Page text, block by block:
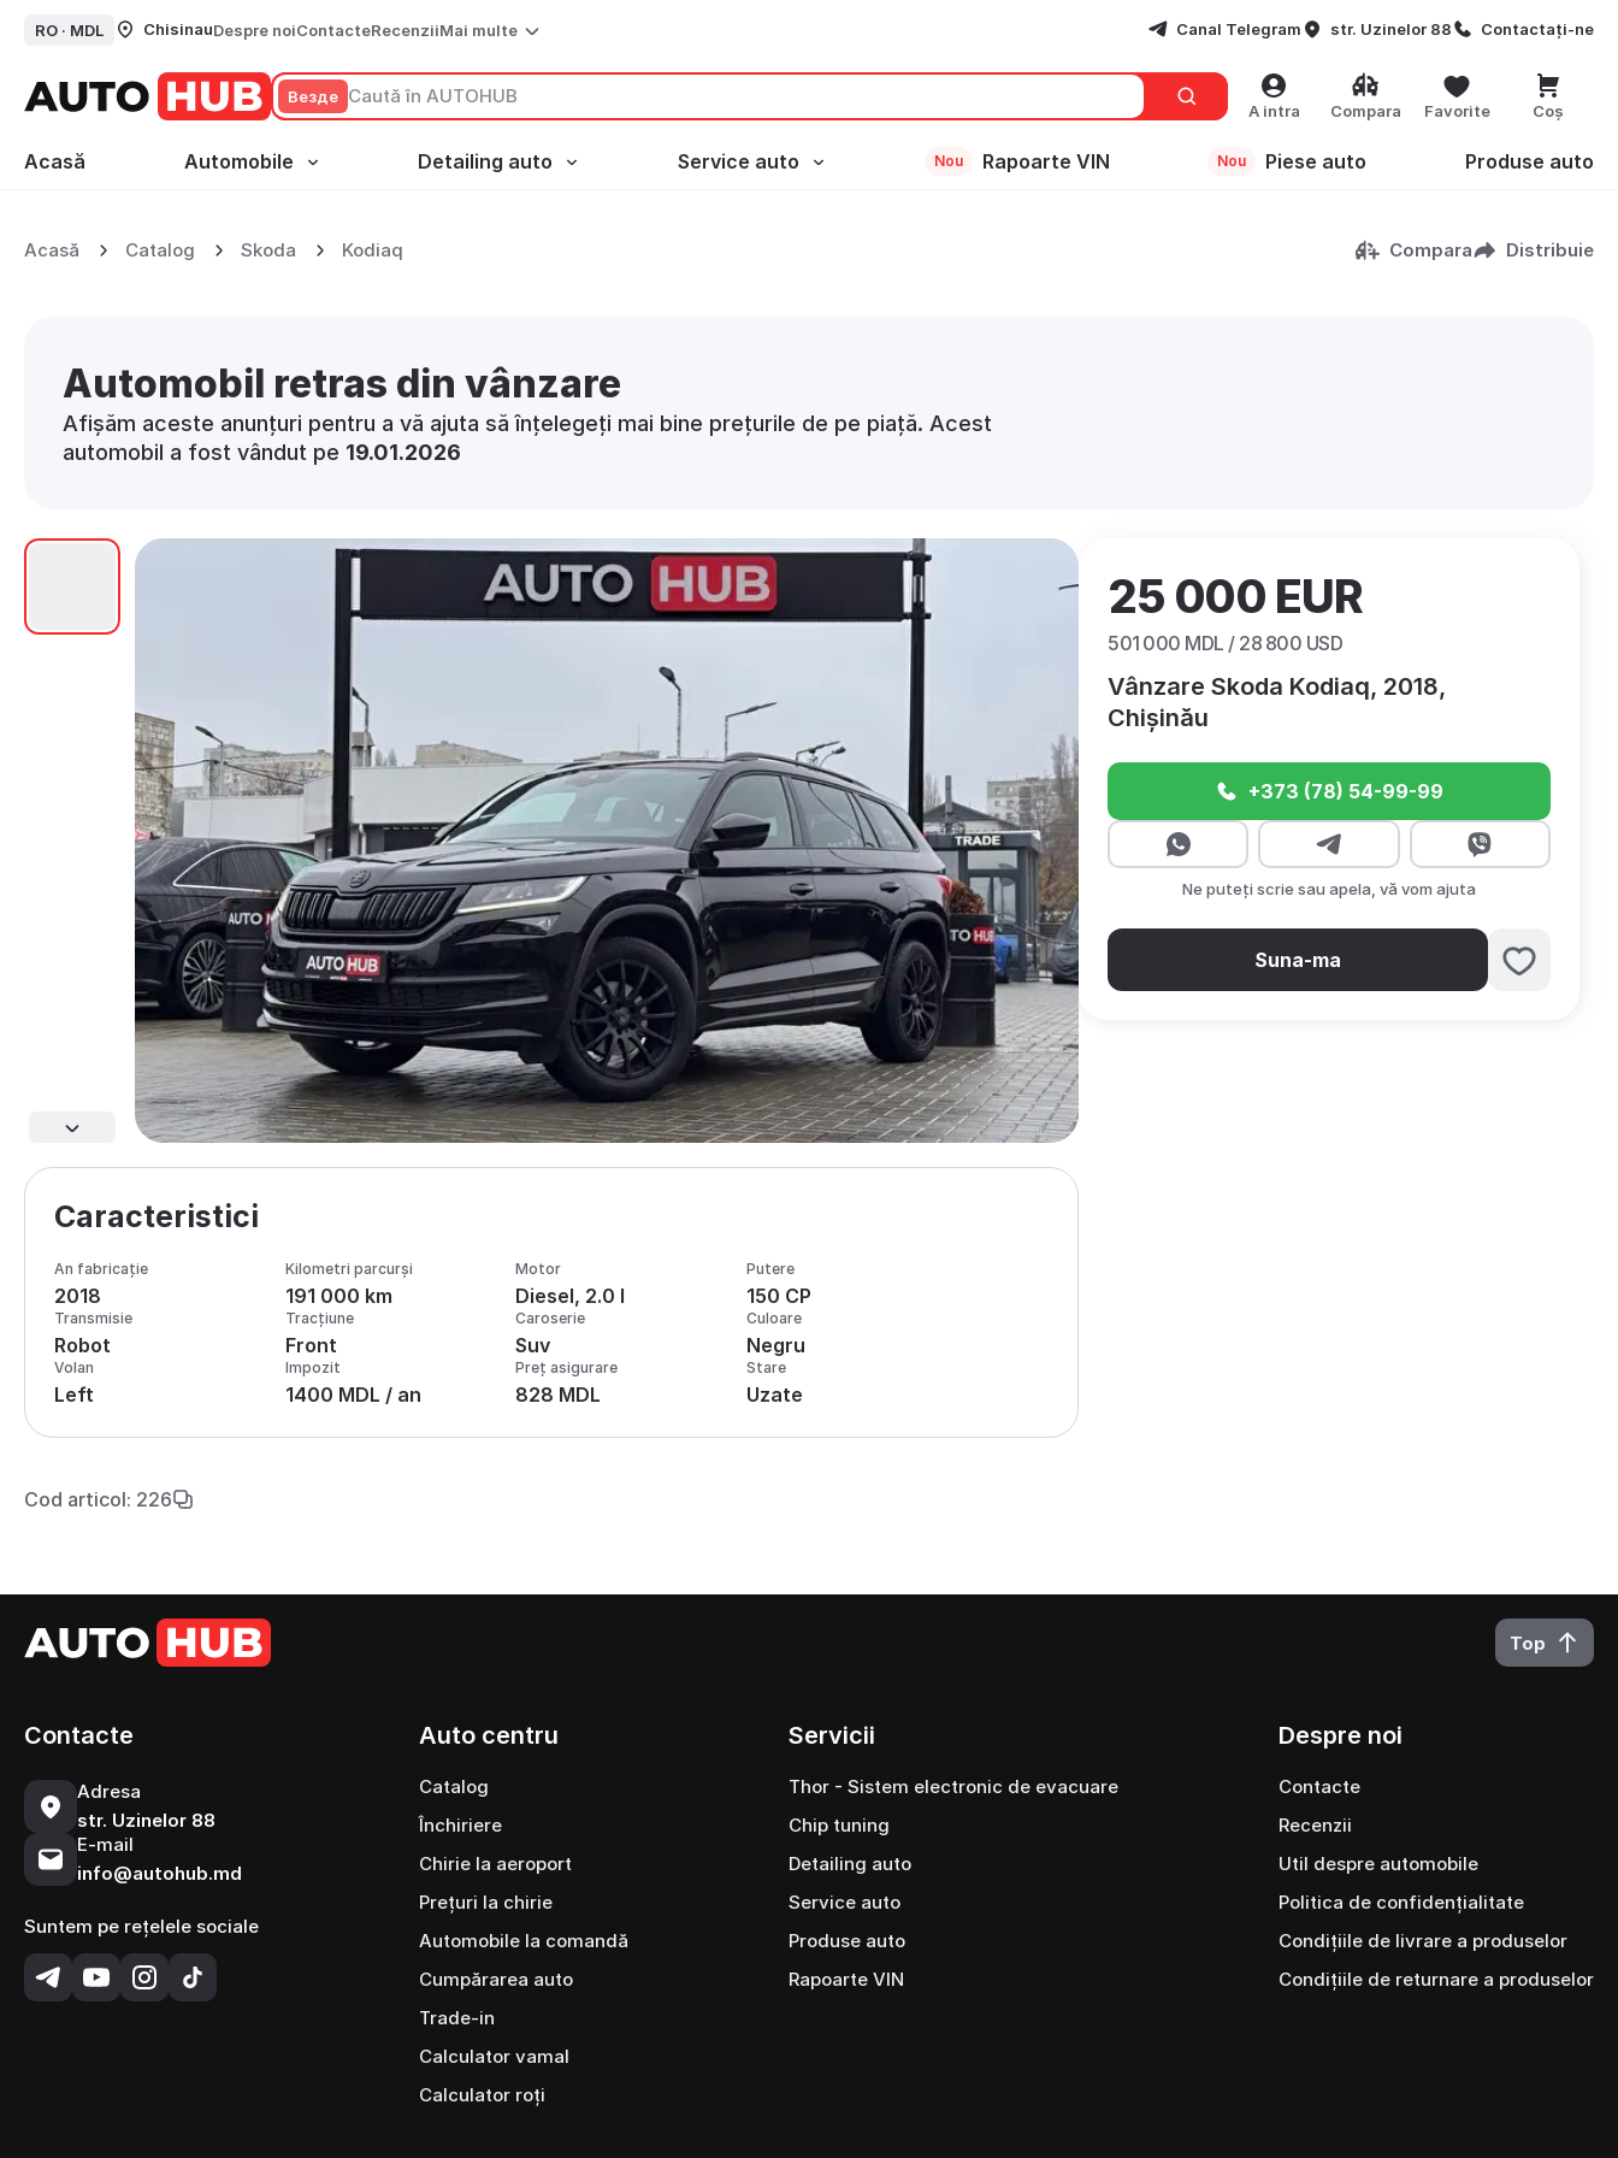
RO · MDL ChisinauDespre noiContacteRecenziiMai multe Canal Telegram str. Uzinelor 88 Contactați-ne
Везде
A intra Compara Favorite Coș
Acasă Automobile Detailing auto Service auto Nou Rapoarte VIN Nou Piese auto Produse auto
Kodiaq
Skoda
Catalog
Acasă Compara Distribuie
Automobil retras din vânzare
Afișăm aceste anunțuri pentru a vă ajuta să înțelegeți mai bine prețurile de pe piață. Acest
automobil a fost vândut pe 19.01.2026
Caracteristici
An fabricație
2018
Kilometri parcurși
191 000 km
Motor
Diesel, 2.0 l
Putere
150 CP
Transmisie
Robot
Tracțiune
Front
Caroserie
Suv
Culoare
Negru
Volan
Left
Impozit
1400 MDL / an
Preț asigurare
828 MDL
Stare
Uzate
Vânzare Skoda Kodiaq, 2018,
Chișinău
25 000 EUR
501 000 MDL / 28 800 USD
+373 (78) 54-99-99
Ne puteți scrie sau apela, vă vom ajuta
Suna-ma
Cod articol: 226
Top
Contacte
Adresa
str. Uzinelor 88
E-mail
info@autohub.md
Suntem pe rețelele sociale
Auto centru
Catalog
Închiriere
Chirie la aeroport
Prețuri la chirie
Automobile la comandă
Cumpărarea auto
Trade-in
Calculator vamal
Calculator roți
Servicii
Thor - Sistem electronic de evacuare
Chip tuning
Detailing auto
Service auto
Produse auto
Rapoarte VIN
Despre noi
Contacte
Recenzii
Util despre automobile
Politica de confidențialitate
Condițiile de livrare a produselor
Condițiile de returnare a produselor